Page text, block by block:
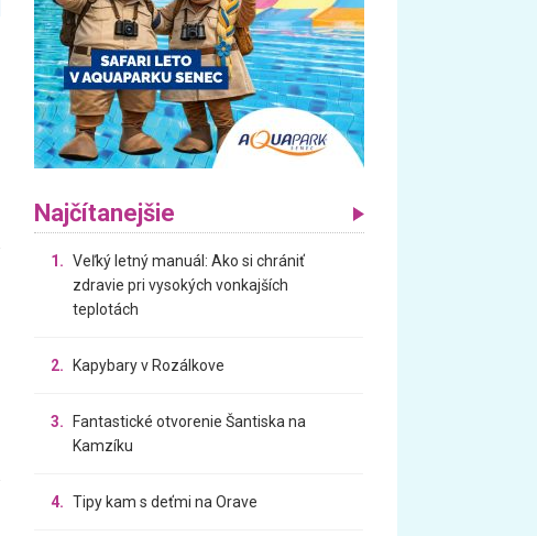
Najčítanejšie
1. Veľký letný manuál: Ako si chrániť
zdravie pri vysokých vonkajších
teplotách
2. Kapybary v Rozálkove
3.
Fantastické otvorenie Šantiska na
Kamzíku
4. Tipy kam s deťmi na Orave